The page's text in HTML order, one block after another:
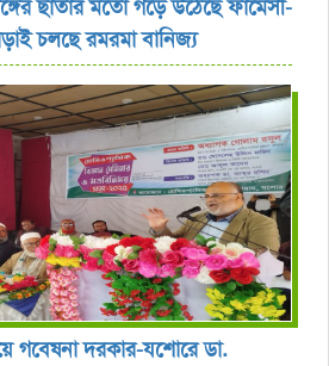
ছাতার মতো গড়ে উঠেছে ফার্মেসী-
চলছে রমরমা বানিজ্য
গবেষনা দরকার-যশোরে ডা.